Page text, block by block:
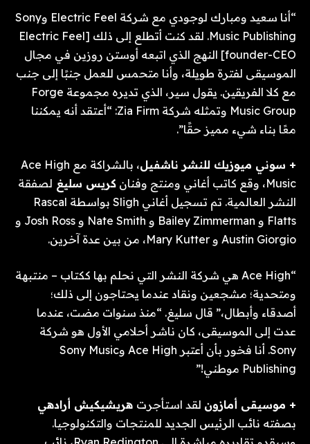
“أنا سعيد ومبارك لوجودي مع شركة Electric Feel وSony
Music Publishing. لقد كنت أتطلع إلى ذلك [Electric Feel
founder-CEO] النهج الذي اتبعه أوستن روزين في مجال
الموسيقى لفترة طويلة، وأنا متحمس للعمل جنبًا إلى جنب
مع كلا الفريقين. يقول سير، الذي تديره مجموعة Forge
Music Group وتمثله شركة Zia Firm: “أعتقد أنه يمكننا
معًا بناء شيء مميز حقًا”.
+ سوني ميوزيك للنشر ناشفيل
، بالشراكة مع Ace High
Music، وقع كاتب أغاني ومنتج وفنان
كريس سليغ لصفقة
النشر العالمية. تم تسجيل أغاني Sligh بواسطة Rascal
Flatts و Bailey Zimmerman و Nate Smith و Josh Ross و
Austin Giorgio و Mary Kutter، من بين عدة آخرين.
“Ace High هي شركة النشر التي نحلم بها ككتاب – منتبهة
ومتحدية؛ مشجعين ونقاد عندما يحتاجون إلى ذلك؛
أصدقاء وأبطال،” قال سليغ. “منذ سنوات مضت، عندما
عدت إلى الموسيقى، كان ناشر أحلامي الأول هو شركة
Sony. أنا فخور بأن أعتبر Ace High وSony Music
Publishing موطني!”
+ موسيقى أمازون لقد استأجرت هريشيكيش أرادهي
بصفته نائب الرئيس الجديد للمنتجات والتكنولوجيا.